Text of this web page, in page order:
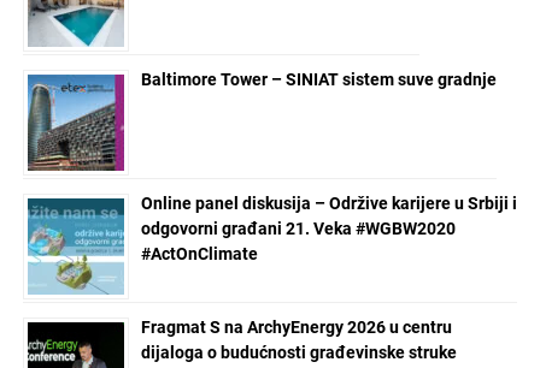
Baltimore Tower – SINIAT sistem suve gradnje
Online panel diskusija – Održive karijere u Srbiji i
odgovorni građani 21. Veka #WGBW2020
#ActOnClimate
Fragmat S na ArchyEnergy 2026 u centru
dijaloga o budućnosti građevinske struke